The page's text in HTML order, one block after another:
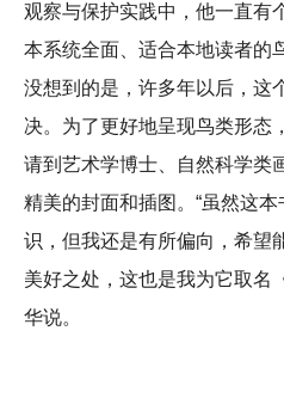
观察与保护实践中，他一直有
本系统全面、适合本地读者的
没想到的是，许多年以后，这
决。为了更好地呈现鸟类形态
请到艺术学博士、自然科学类
精美的封面和插图。“虽然这
识，但我还是有所偏向，希望
美好之处，这也是我为它取名
华说。